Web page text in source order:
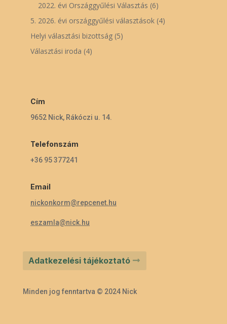
2022. évi Országgyűlési Választás (6)
5. 2026. évi országgyűlési választások(4)
Helyi választási bizottság(5)
Választási iroda (4)
Cím
9652 Nick, Rákóczi u. 14.
Telefonszám
+36 95 377241
Email
nickonkorm@repcenet.hu
eszamla@nick.hu
Adatkezelési tájékoztató
Minden jog fenntartva © 2024 Nick